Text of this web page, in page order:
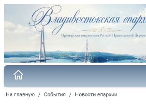
На главную / События / Новости епархии